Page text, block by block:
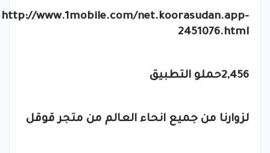
http://www.1mobile.com/net.koorasudan.app-
2451076.html
2,456حملو التطبيق
لزوارنا من جميع انحاء العالم من متجر قوقل